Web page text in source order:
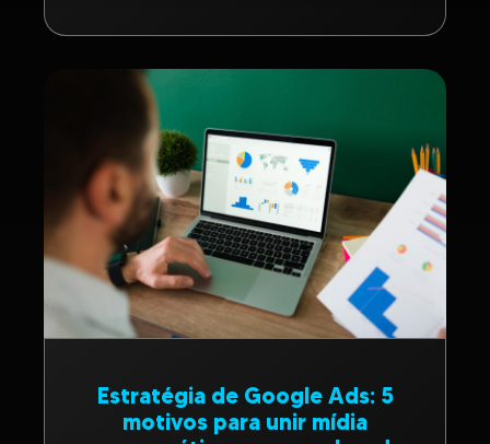
Estratégia de Google Ads: 5
motivos para unir mídia